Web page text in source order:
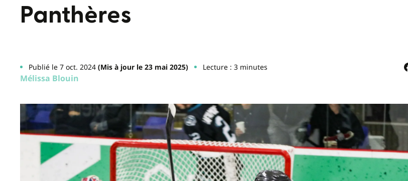
Panthères
Publié le 7 oct. 2024(Mis à jour le 23 mai 2025) Lecture : 3 minutes
Mélissa Blouin